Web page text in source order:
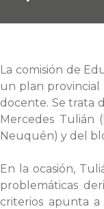
La comisión de
un plan provincial
docente. Se trata
Mercedes Tulián
Neuquén) y del
En la ocasión,
problemáticas
criterios apunta